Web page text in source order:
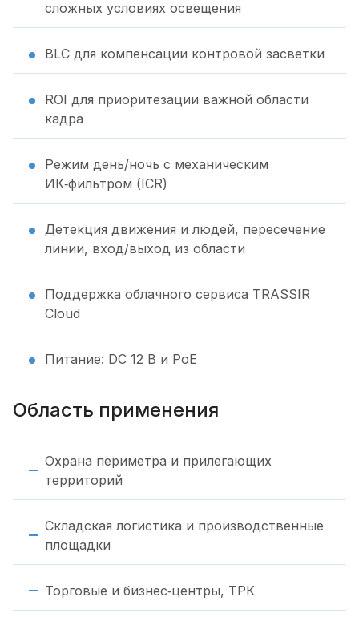
сложных условиях освещения
BLC для компенсации контровой засветки
ROI для приоритезации важной области
кадра
Режим день/ночь с механическим
ИК‑фильтром (ICR)
Детекция движения и людей, пересечение
линии, вход/выход из области
Поддержка облачного сервиса TRASSIR
Cloud
Питание: DC 12 В и PoE
Область применения
Охрана периметра и прилегающих
территорий
Складская логистика и производственные
площадки
Торговые и бизнес‑центры, ТРК